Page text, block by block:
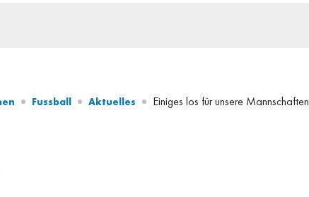
Fussball Aktuelles Einiges los für unsere Mannschaften